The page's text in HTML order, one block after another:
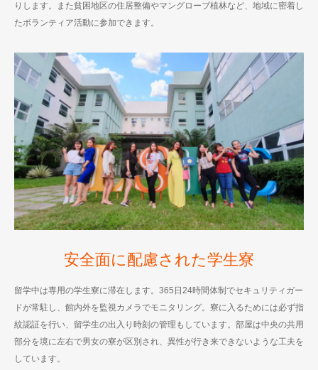
りします。また貧困地区の住居整備やマングローブ植林など、地域に密着し
たボランティア活動に参加できます。
安全面に配慮された学生寮
留学中は専用の学生寮に滞在します。365日24時間体制でセキュリティガー
ドが常駐し、館内外を監視カメラでモニタリング。寮に入るためには必ず指
紋認証を行い、留学生の出入り時刻の管理もしています。部屋は中央の共用
部分を境に左右で男女の寮が区別され、異性が行き来できないような工夫を
しています。